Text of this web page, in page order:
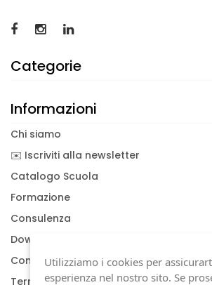
Categorie
Informazioni
Chi siamo
✉️ Iscriviti alla newsletter
Catalogo Scuola
Formazione
Consulenza
Download documenti
Condizioni generali
Termini di garanzia
Utilizziamo i cookies per
esperienza nel nostro sito. Se